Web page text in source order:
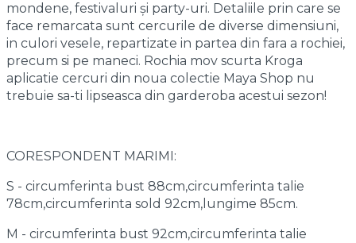
mondene, festivaluri și party-uri. Detaliile prin care se
face remarcata sunt cercurile de diverse dimensiuni,
in culori vesele, repartizate in partea din fara a rochiei,
precum si pe maneci. Rochia mov scurta Kroga
aplicatie cercuri din noua colectie Maya Shop nu
trebuie sa-ti lipseasca din garderoba acestui sezon!
CORESPONDENT MARIMI:
S - circumferinta bust 88cm,circumferinta talie
78cm,circumferinta sold 92cm,lungime 85cm.
M - circumferinta bust 92cm,circumferinta talie